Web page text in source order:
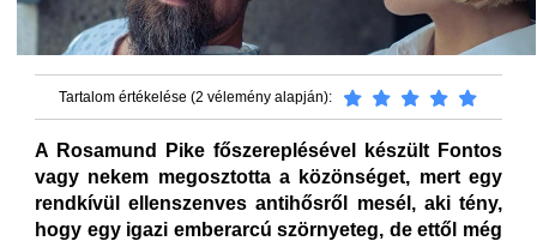
Tartalom értékelése (2 vélemény alapján):
A Rosamund Pike főszereplésével készült Fontos
vagy nekem megosztotta a közönséget, mert egy
rendkívül ellenszenves antihősről mesél, aki tény,
hogy egy igazi emberarcú szörnyeteg, de ettől még